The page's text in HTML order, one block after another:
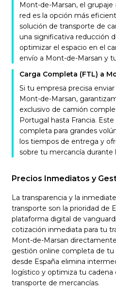
Mont-de-Marsan, el
red es la opción más
solución de transporte de
una significativa reducción
optimizar el espacio en el
envío a Mont-de-Marsan y
Carga Completa (FTL) a
Si tu empresa precisa
Mont-de-Marsan,
exclusivo de camión
Portugal hasta Francia.
completa para grandes
los tiempos de entrega y
sobre tu mercancía durante
Precios Inmediatos y
La transparencia y la
transporte son la prioridad de
plataforma digital de
cotización inmediata para tu
Mont-de-Marsan
gestión online completa de
desde España elimina
logístico y optimiza tu cadena
transporte de mercancías.